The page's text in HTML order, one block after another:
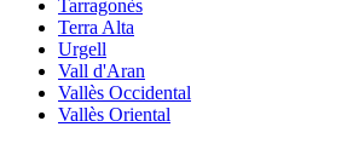
Tarragonès
Terra Alta
Urgell
Vall d'Aran
Vallès Occidental
Vallès Oriental